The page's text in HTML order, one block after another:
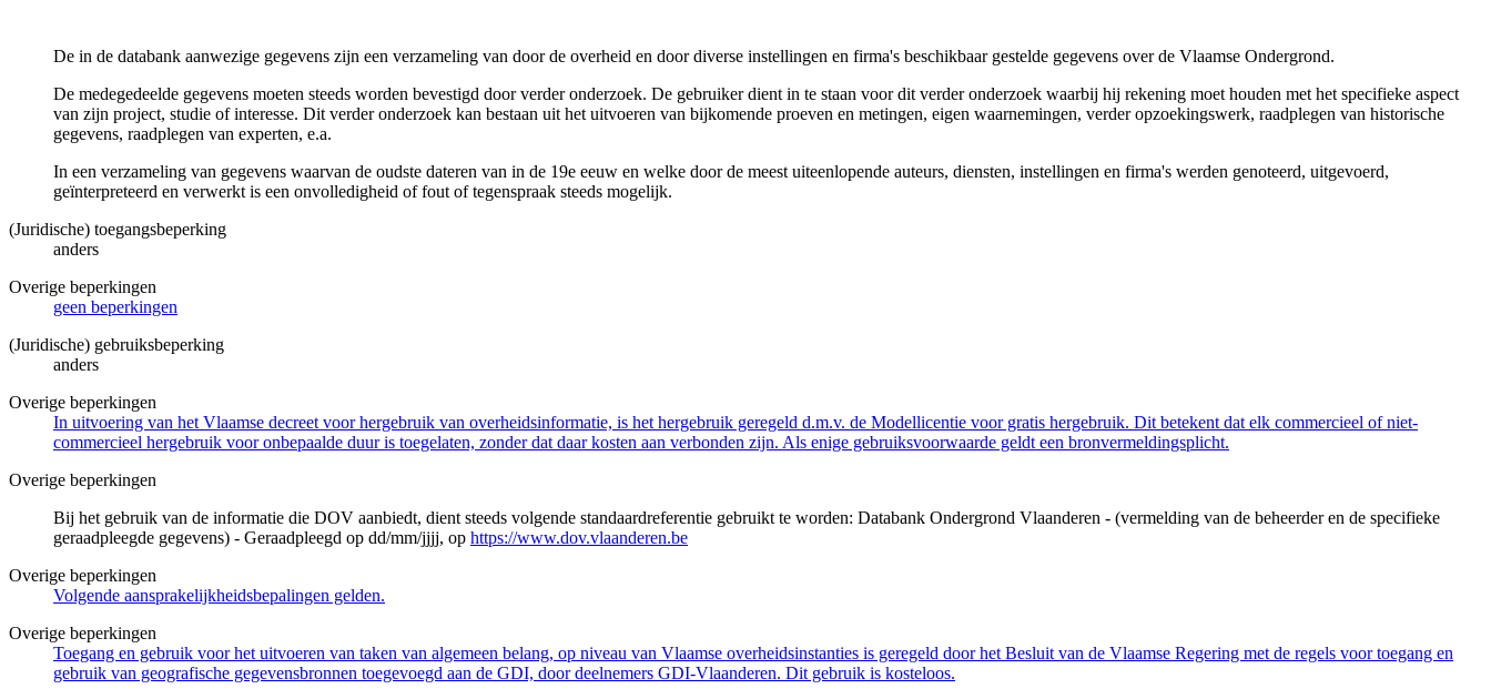
De in de databank aanwezige gegevens zijn een verzameling van door de overheid en door diverse instellingen en firma's beschikbaar gestelde gegevens over de Vlaamse Ondergrond.
De medegedeelde gegevens moeten steeds worden bevestigd door verder onderzoek. De gebruiker dient in te staan voor dit verder onderzoek waarbij hij rekening moet houden met het specifieke aspect
van zijn project, studie of interesse. Dit verder onderzoek kan bestaan uit het uitvoeren van bijkomende proeven en metingen, eigen waarnemingen, verder opzoekingswerk, raadplegen van historische
gegevens, raadplegen van experten, e.a.
In een verzameling van gegevens waarvan de oudste dateren van in de 19e eeuw en welke door de meest uiteenlopende auteurs, diensten, instellingen en firma's werden genoteerd, uitgevoerd,
geïnterpreteerd en verwerkt is een onvolledigheid of fout of tegenspraak steeds mogelijk.
(Juridische) toegangsbeperking
anders
Overige beperkingen
geen beperkingen
(Juridische) gebruiksbeperking
anders
Overige beperkingen
In uitvoering van het Vlaamse decreet voor hergebruik van overheidsinformatie, is het hergebruik geregeld d.m.v. de Modellicentie voor gratis hergebruik. Dit betekent dat elk commercieel of niet-
commercieel hergebruik voor onbepaalde duur is toegelaten, zonder dat daar kosten aan verbonden zijn. Als enige gebruiksvoorwaarde geldt een bronvermeldingsplicht.
Overige beperkingen
Bij het gebruik van de informatie die DOV aanbiedt, dient steeds volgende standaardreferentie gebruikt te worden: Databank Ondergrond Vlaanderen - (vermelding van de beheerder en de specifieke
geraadpleegde gegevens) - Geraadpleegd op dd/mm/jjjj, op https://www.dov.vlaanderen.be
Overige beperkingen
Volgende aansprakelijkheidsbepalingen gelden.
Overige beperkingen
Toegang en gebruik voor het uitvoeren van taken van algemeen belang, op niveau van Vlaamse overheidsinstanties is geregeld door het Besluit van de Vlaamse Regering met de regels voor toegang en
gebruik van geografische gegevensbronnen toegevoegd aan de GDI, door deelnemers GDI-Vlaanderen. Dit gebruik is kosteloos.